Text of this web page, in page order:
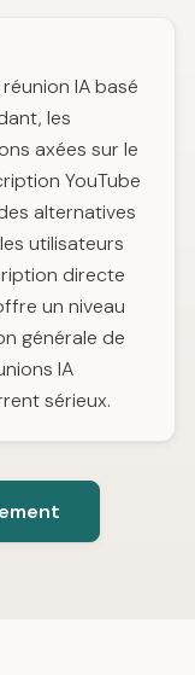
IA basé
les
axées sur le
YouTube
alternatives
utilisateurs
directe
un niveau
générale de
IA
sérieux.